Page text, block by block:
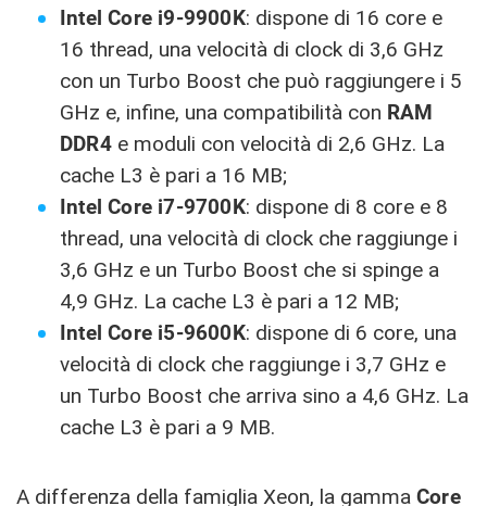
Intel Core i9-9900K: dispone di 16 core e
16 thread, una velocità di clock di 3,6 GHz
con un Turbo Boost che può raggiungere i 5
GHz e, infine, una compatibilità con RAM
DDR4e moduli con velocità di 2,6 GHz. La
cache L3 è pari a 16 MB;
Intel Core i7-9700K: dispone di 8 core e 8
thread, una velocità di clock che raggiunge i
3,6 GHz e un Turbo Boost che si spinge a
4,9 GHz. La cache L3 è pari a 12 MB;
Intel Core i5-9600K: dispone di 6 core, una
velocità di clock che raggiunge i 3,7 GHz e
un Turbo Boost che arriva sino a 4,6 GHz. La
cache L3 è pari a 9 MB.
A differenza della famiglia Xeon, la gamma Core